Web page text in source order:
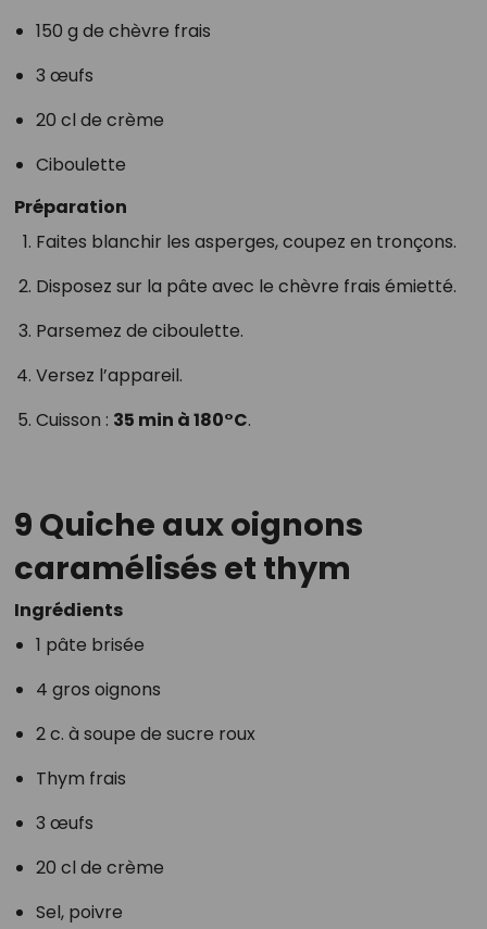
150 g de chèvre frais
3 œufs
20 cl de crème
Ciboulette
Préparation
Faites blanchir les asperges, coupez en tronçons.
Disposez sur la pâte avec le chèvre frais émietté.
Parsemez de ciboulette.
Versez l’appareil.
Cuisson : 35 min à 180°C.
9 Quiche aux oignons
caramélisés et thym
Ingrédients
1 pâte brisée
4 gros oignons
2 c. à soupe de sucre roux
Thym frais
3 œufs
20 cl de crème
Sel, poivre